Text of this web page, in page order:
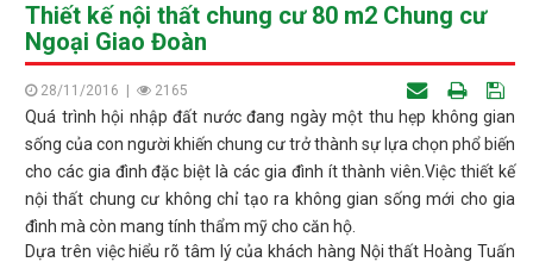
Thiết kế nội thất chung cư 80 m2 Chung cư
Ngoại Giao Đoàn
28/11/2016 2165
Quá trình hội nhập đất nước đang ngày một thu hẹp không gian
sống của con người khiến chung cư trở thành sự lựa chọn phổ biến
cho các gia đình đặc biệt là các gia đình ít thành viên.Việc thiết kế
nội thất chung cư không chỉ tạo ra không gian sống mới cho gia
đình mà còn mang tính thẩm mỹ cho căn hộ.
Dựa trên việc hiểu rõ tâm lý của khách hàng Nội thất Hoàng Tuấn